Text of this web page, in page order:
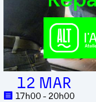
12 MAR
17h00 - 20h00